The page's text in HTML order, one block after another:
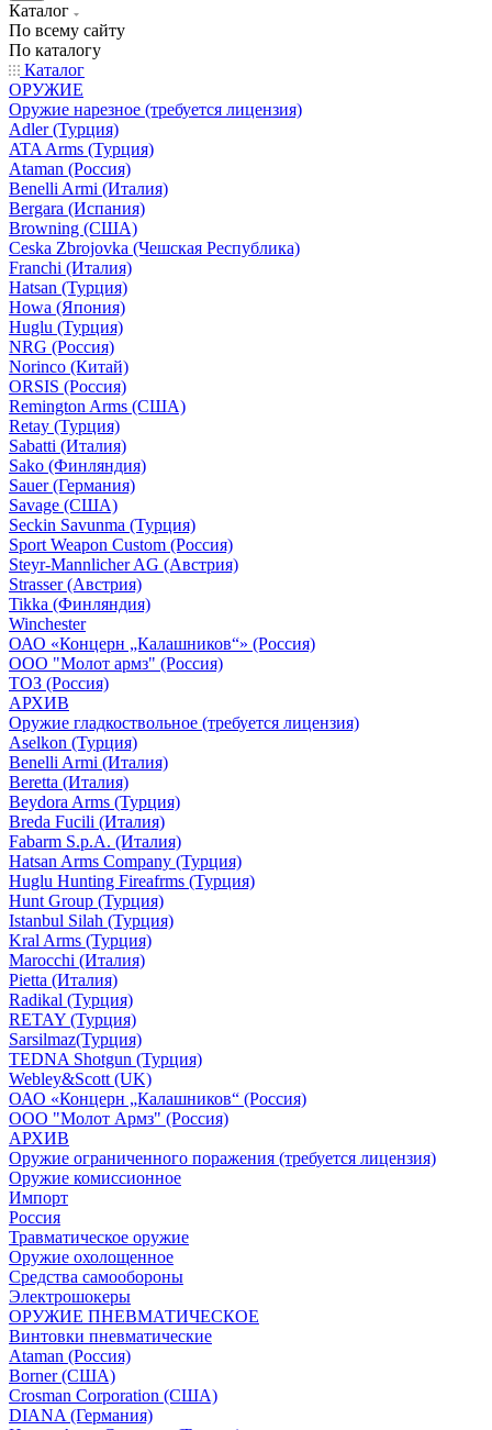
Каталог
По всему сайту
По каталогу
Каталог
ОРУЖИЕ
Оружие нарезное (требуется лицензия)
Adler (Турция)
ATA Arms (Турция)
Ataman (Россия)
Benelli Armi (Италия)
Bergara (Испания)
Browning (США)
Ceska Zbrojovka (Чешская Республика)
Franchi (Италия)
Hatsan (Турция)
Howa (Япония)
Huglu (Турция)
NRG (Россия)
Norinco (Китай)
ORSIS (Россия)
Remington Arms (США)
Retay (Турция)
Sabatti (Италия)
Sako (Финляндия)
Sauer (Германия)
Savage (США)
Seckin Savunma (Турция)
Sport Weapon Custom (Россия)
Steyr-Mannlicher AG (Австрия)
Strasser (Австрия)
Tikka (Финляндия)
Winchester
ОАО «Концерн „Калашников“» (Россия)
ООО "Молот армз" (Россия)
ТОЗ (Россия)
АРХИВ
Оружие гладкоствольное (требуется лицензия)
Aselkon (Турция)
Benelli Armi (Италия)
Beretta (Италия)
Beydora Arms (Турция)
Breda Fucili (Италия)
Fabarm S.p.A. (Италия)
Hatsan Arms Company (Турция)
Huglu Hunting Fireafrms (Турция)
Hunt Group (Турция)
Istanbul Silah (Турция)
Kral Arms (Турция)
Marocchi (Италия)
Pietta (Италия)
Radikal (Турция)
RETAY (Турция)
Sarsilmaz(Турция)
TEDNA Shotgun (Турция)
Webley&Scott (UK)
ОАО «Концерн „Калашников“ (Россия)
ООО "Молот Армз" (Россия)
АРХИВ
Оружие ограниченного поражения (требуется лицензия)
Оружие комиссионное
Импорт
Россия
Травматическое оружие
Оружие охолощенное
Средства самообороны
Электрошокеры
ОРУЖИЕ ПНЕВМАТИЧЕСКОЕ
Винтовки пневматические
Ataman (Россия)
Borner (США)
Crosman Corporation (США)
DIANA (Германия)